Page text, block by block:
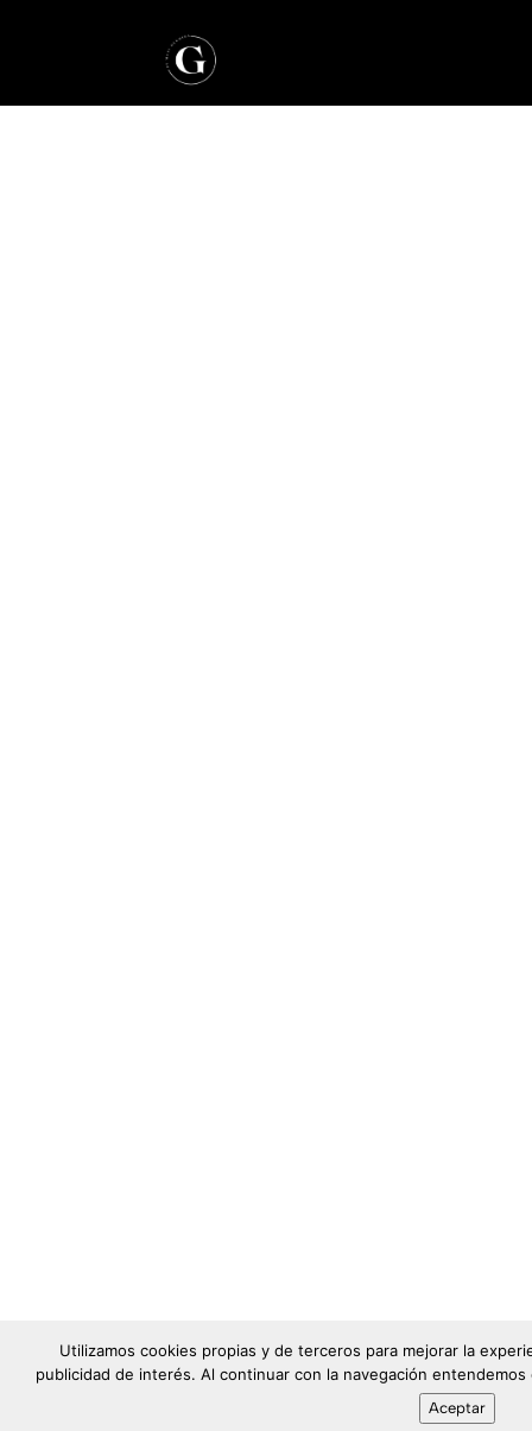
Utilizamos cookies propias y de terceros para mejorar la
publicidad de interés. Al continuar con la navegación
Aceptar